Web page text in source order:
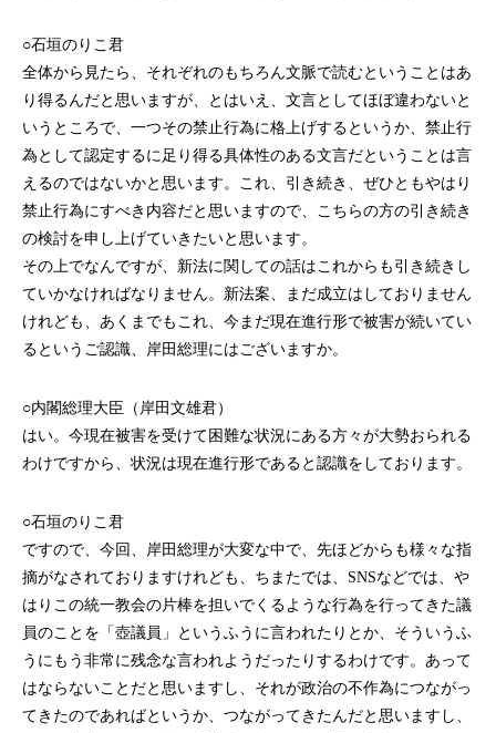
○石垣のりこ君
全体から見たら、それぞれのもちろん文脈で読むということはあ
り得るんだと思いますが、とはいえ、文言としてほぼ違わないと
いうところで、一つその禁止行為に格上げするというか、禁止行
為として認定するに足り得る具体性のある文言だということは言
えるのではないかと思います。これ、引き続き、ぜひともやはり
禁止行為にすべき内容だと思いますので、こちらの方の引き続き
の検討を申し上げていきたいと思います。
その上でなんですが、新法に関しての話はこれからも引き続きし
ていかなければなりません。新法案、まだ成立はしておりません
けれども、あくまでもこれ、今まだ現在進行形で被害が続いてい
るというご認識、岸田総理にはございますか。
○内閣総理大臣（岸田文雄君）
はい。今現在被害を受けて困難な状況にある方々が大勢おられる
わけですから、状況は現在進行形であると認識をしております。
○石垣のりこ君
ですので、今回、岸田総理が大変な中で、先ほどからも様々な指
摘がなされておりますけれども、ちまたでは、SNSなどでは、や
はりこの統一教会の片棒を担いでくるような行為を行ってきた議
員のことを「壺議員」というふうに言われたりとか、そういうふ
うにもう非常に残念な言われようだったりするわけです。あって
はならないことだと思いますし、それが政治の不作為につながっ
てきたのであればというか、つながってきたんだと思いますし、